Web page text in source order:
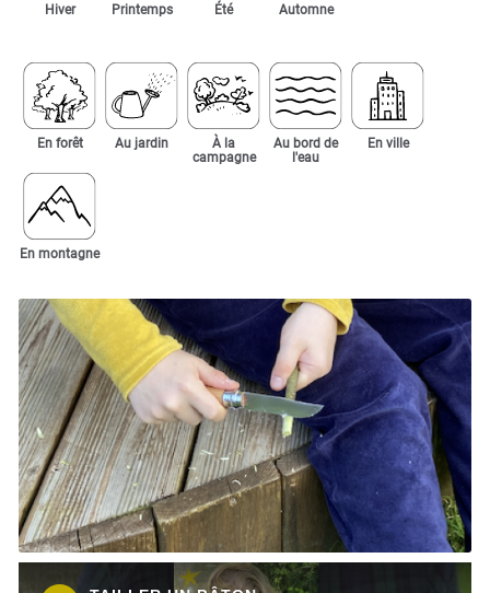
Hiver Printemps Été Automne
En forêt Au jardin
À la
campagne
Au bord de
l'eau
En ville
En montagne